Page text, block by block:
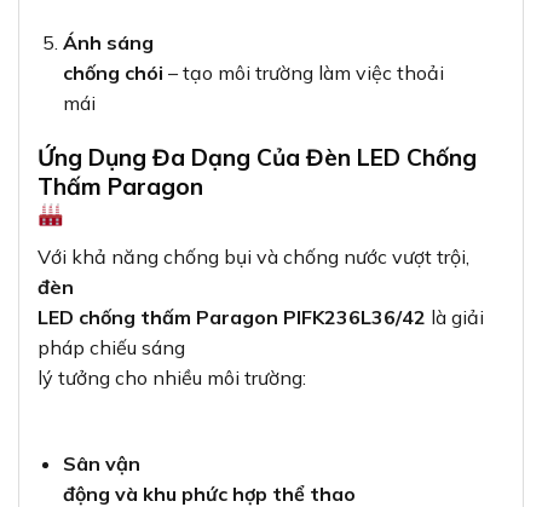
Ánh sáng
chống chói – tạo môi trường làm việc thoải
mái
Ứng Dụng Đa Dạng Của Đèn LED Chống
Thấm Paragon
Với khả năng chống bụi và chống nước vượt trội,
đèn
LED chống thấm Paragon PIFK236L36/42 là giải
pháp chiếu sáng
lý tưởng cho nhiều môi trường:
Sân vận
động và khu phức hợp thể thao